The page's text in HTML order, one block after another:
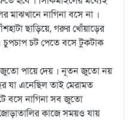
মাঝখানে নাগিনা বসে না ।
ছাড়িয়ে, গরুর খোঁয়াড়ের
চুপচাপ চট পেতে বসে টুকটাক
পায়ে দেয় । নূতন জুতো নয়
যা এনেছিল তাই মেরামত
বসে নাগিনা সব জুতো
কাজে সময়ও যায়